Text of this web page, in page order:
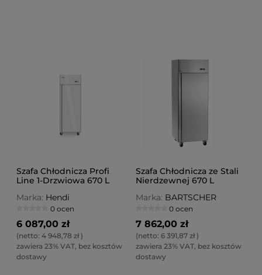
Szafa Chłodnicza Profi
Line 1-Drzwiowa 670 L
Marka: Hendi
0 ocen
6 087,00 zł
(netto: 4 948,78 zł)
zawiera 23% VAT, bez kosztów
dostawy
Szafa Chłodnicza ze Stali
Nierdzewnej 670 L
Marka: BARTSCHER
0 ocen
7 862,00 zł
(netto: 6 391,87 zł)
zawiera 23% VAT, bez kosztów
dostawy